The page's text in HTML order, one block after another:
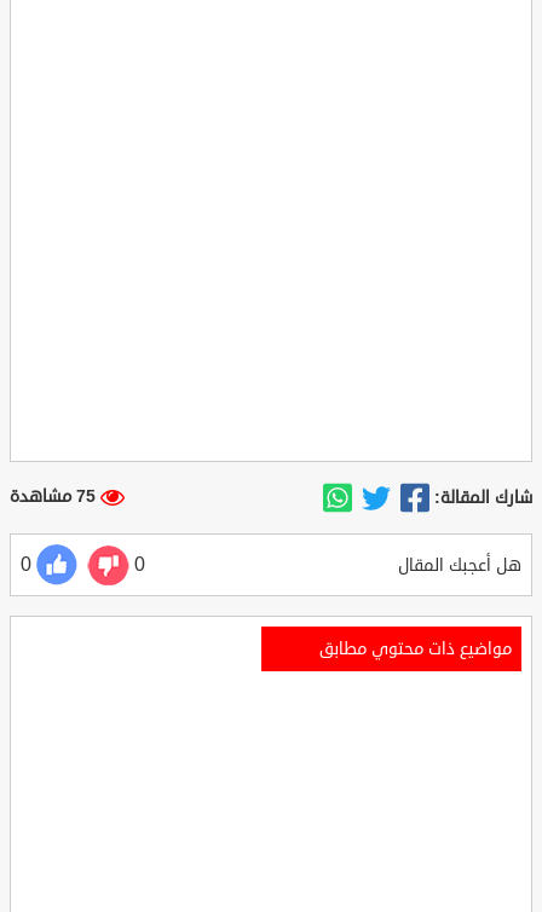
شارك المقالة: 75 مشاهدة
هل أعجبك المقال 0
0
مواضيع ذات محتوي مطابق